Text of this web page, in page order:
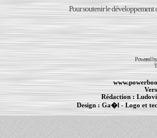
Pour soutenir le développement
Powered
Rédaction :
Design : Ga�l - Logo et
MacBook Pro